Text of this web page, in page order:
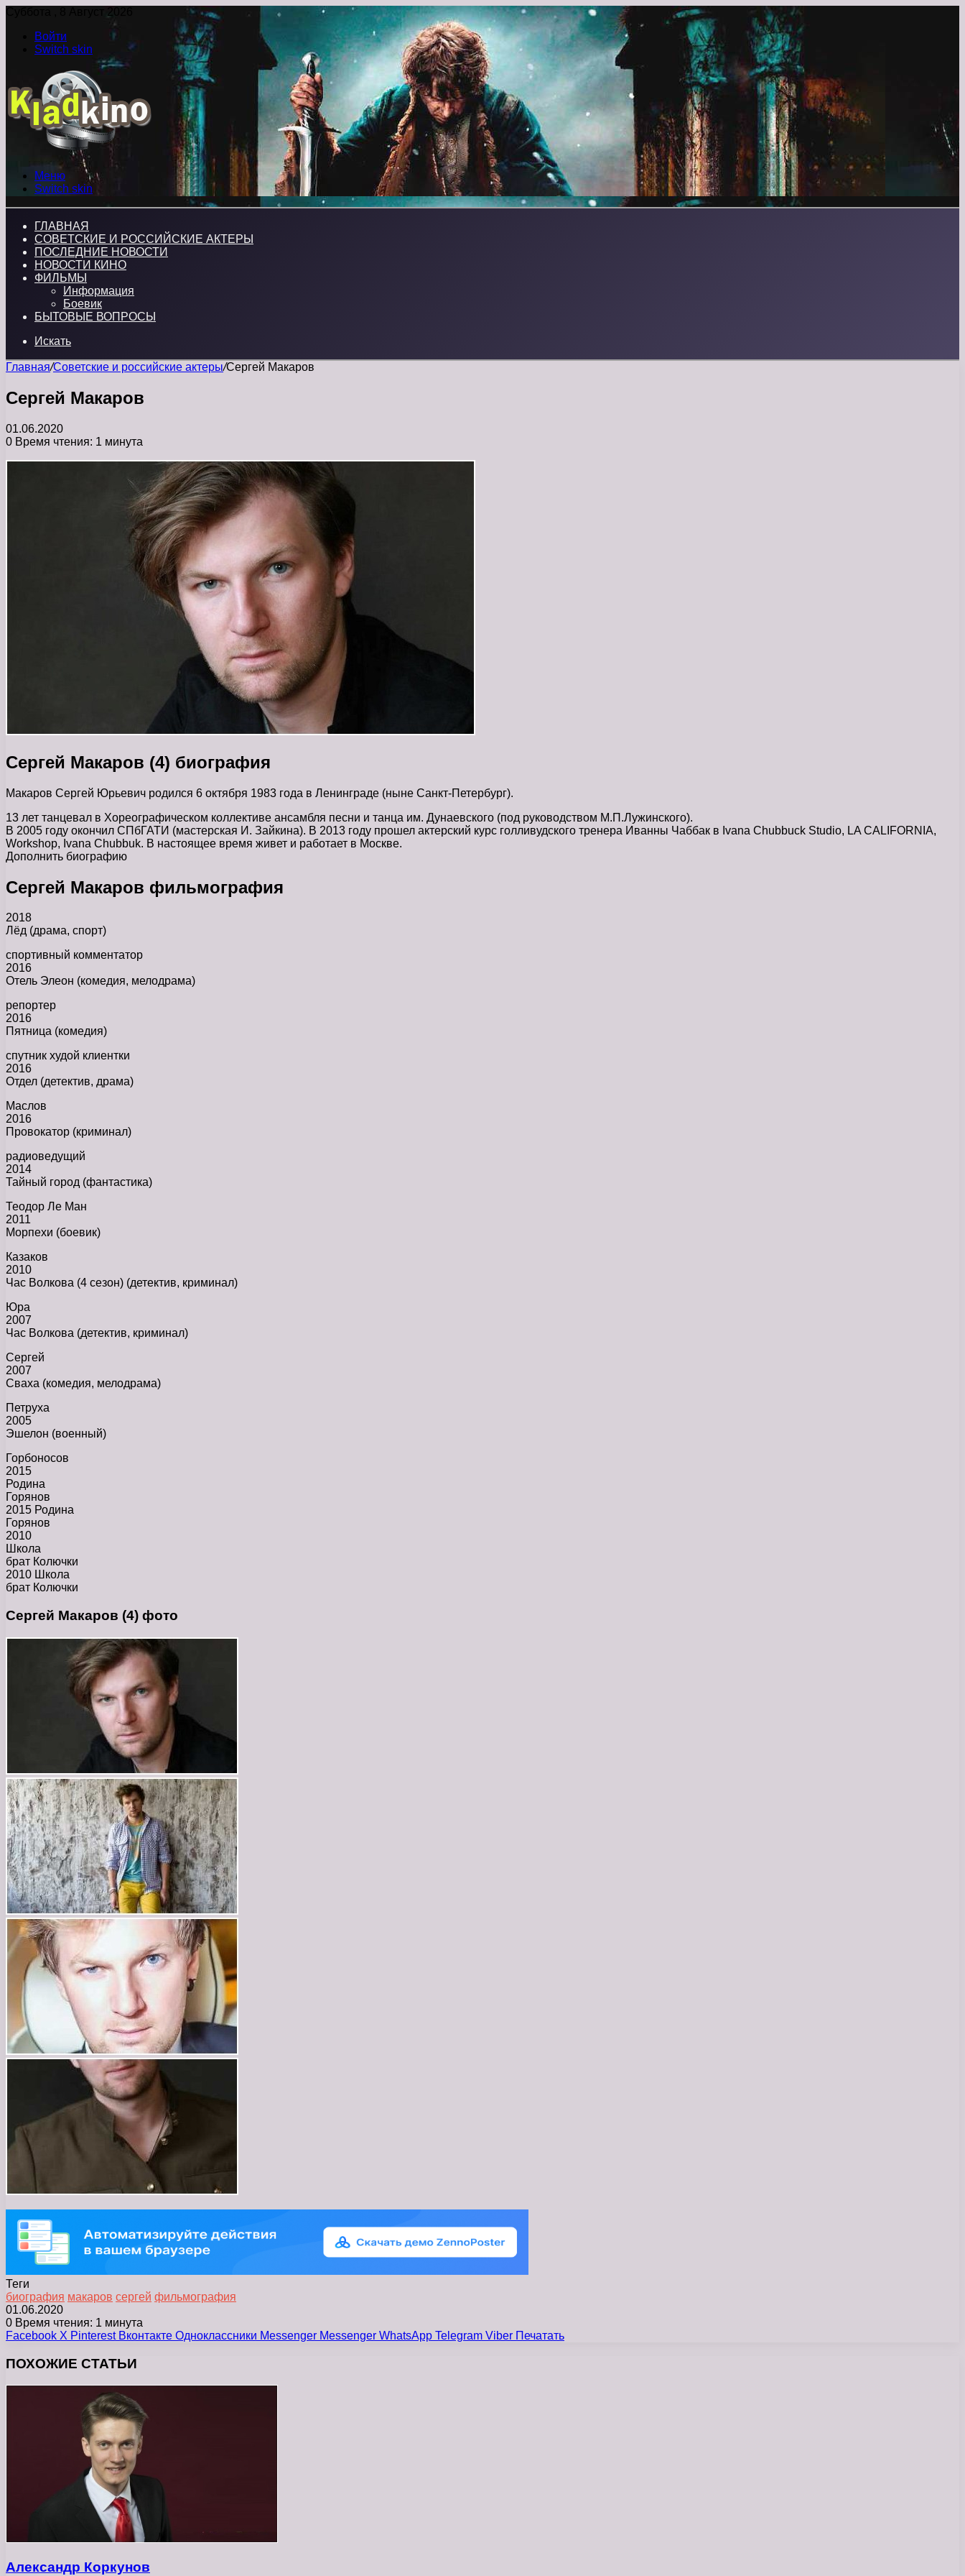
Суббота , 8 Август 2026
Войти
Switch skin
Меню
Switch skin
ГЛАВНАЯ
СОВЕТСКИЕ И РОССИЙСКИЕ АКТЕРЫ
ПОСЛЕДНИЕ НОВОСТИ
НОВОСТИ КИНО
ФИЛЬМЫ
Информация
Боевик
БЫТОВЫЕ ВОПРОСЫ
Искать
Главная/Советские и российские актеры/Сергей Макаров
Сергей Макаров
01.06.2020
0 Время чтения: 1 минута
Сергей Макаров (4) биография
Макаров Сергей Юрьевич родился 6 октября 1983 года в Ленинграде (ныне Санкт-Петербург).
13 лет танцевал в Хореографическом коллективе ансамбля песни и танца им. Дунаевского (под руководством М.П.Лужинского).
В 2005 году окончил СПбГАТИ (мастерская И. Зайкина). В 2013 году прошел актерский курс голливудского тренера Иванны Чаббак в Ivana Chubbuck Studio, LA CALIFORNIA,
Workshop, Ivana Chubbuk. В настоящее время живет и работает в Москве.
Дополнить биографию
Сергей Макаров фильмография
2018
Лёд (драма, спорт)
спортивный комментатор
2016
Отель Элеон (комедия, мелодрама)
репортер
2016
Пятница (комедия)
спутник худой клиентки
2016
Отдел (детектив, драма)
Маслов
2016
Провокатор (криминал)
радиоведущий
2014
Тайный город (фантастика)
Теодор Ле Ман
2011
Морпехи (боевик)
Казаков
2010
Час Волкова (4 сезон) (детектив, криминал)
Юра
2007
Час Волкова (детектив, криминал)
Сергей
2007
Сваха (комедия, мелодрама)
Петруха
2005
Эшелон (военный)
Горбоносов
2015
Родина
Горянов
2015 Родина
Горянов
2010
Школа
брат Колючки
2010 Школа
брат Колючки
Сергей Макаров (4) фото
Теги
биография макаров сергей фильмография
01.06.2020
0 Время чтения: 1 минута
Facebook X Pinterest Вконтакте Одноклассники Messenger Messenger WhatsApp Telegram Viber Печатать
ПОХОЖИЕ СТАТЬИ
Александр Коркунов